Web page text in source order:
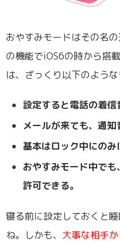
おやすみモードはその名
の機能でiOS6の時から搭
は、ざっくり以下のような
設定すると電話の着信
メールが来ても、通知
基本はロック中にのみ
おやすみモード中で
許可できる。
寝る前に設定しておくと
ね。しかも、 大事な相手